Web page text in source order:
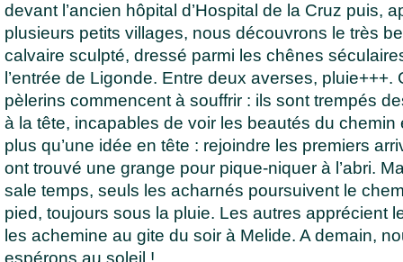
devant l’ancien hôpital d’Hospital de la Cruz puis,
plusieurs petits villages, nous découvrons le très
calvaire sculpté, dressé parmi les chênes
l’entrée de Ligonde. Entre deux averses, pluie+++.
pèlerins commencent à souffrir : ils sont trempés
à la tête, incapables de voir les beautés du chemin
plus qu’une idée en tête : rejoindre les premiers
ont trouvé une grange pour pique-niquer à l’abri.
sale temps, seuls les acharnés poursuivent le
pied, toujours sous la pluie. Les autres apprécient
les achemine au gite du soir à Melide. A demain,
espérons au soleil !